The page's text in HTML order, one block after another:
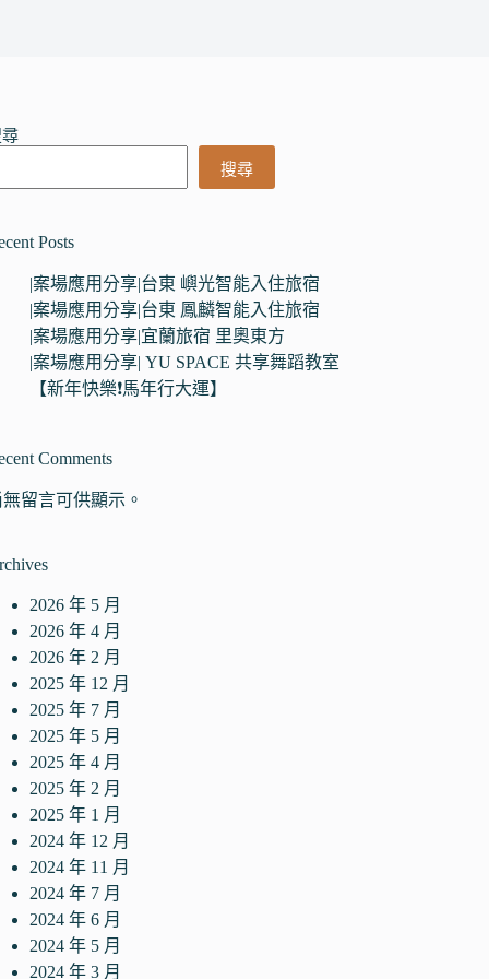
搜尋
Posts
|案場應用分享|台東 嶼光智能入住旅宿
|案場應用分享|台東 鳳麟智能入住旅宿
|案場應用分享|宜蘭旅宿 里奧東方
|案場應用分享| YU SPACE 共享舞蹈教室
【新年快樂❗馬年行大運】
Comments
留言可供顯示。
2026 年 5 月
2026 年 4 月
2026 年 2 月
2025 年 12 月
2025 年 7 月
2025 年 5 月
2025 年 4 月
2025 年 2 月
2025 年 1 月
2024 年 12 月
2024 年 11 月
2024 年 7 月
2024 年 6 月
2024 年 5 月
2024 年 3 月